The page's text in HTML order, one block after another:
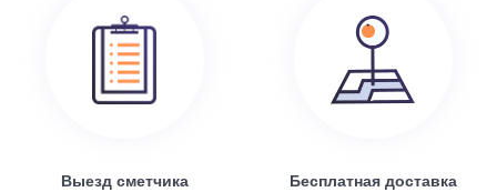
Выезд сметчика Бесплатная доставка